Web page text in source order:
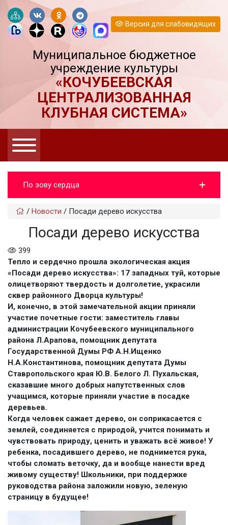
Версия для слабовидящих
Муниципальное бюджетное
учреждение культуры
«КОЧУБЕЕВСКАЯ
ЦЕНТРАЛИЗОВАННАЯ
КЛУБНАЯ СИСТЕМА»
По зову сердца
/ Новости / Посади дерево искусства
Посади дерево искусства
399
Тепло и сердечно прошла экологическая акция
«Посади дерево искусства»: 17 западных туй, которые
олицетворяют твердость и долголетие, украсили
сквер районного Дворца культуры!
И, конечно, в этой замечательной акции приняли
участие почетные гости: заместитель главы
администрации Кочубеевского муниципального
района Л.Арапова, помощник депутата
Государственной Думы РФ А.Н.Ищенко
Н.А.Константинова, помощник депутата Думы
Ставропольского края Ю.В. Белого Л. Пухальская,
сказавшие много добрых напутственных слов
учащимся, которые приняли участие в посадке
деревьев.
Когда человек сажает дерево, он соприкасается с
землей, соединяется с природой, учится понимать и
чувствовать природу, ценить и уважать всё живое! У
ребенка, посадившего дерево, не поднимется рука,
чтобы сломать веточку, да и вообще нанести вред
живому существу! Школьники, при поддержке
руководства района заложили новую, зеленую
страницу в будущее!